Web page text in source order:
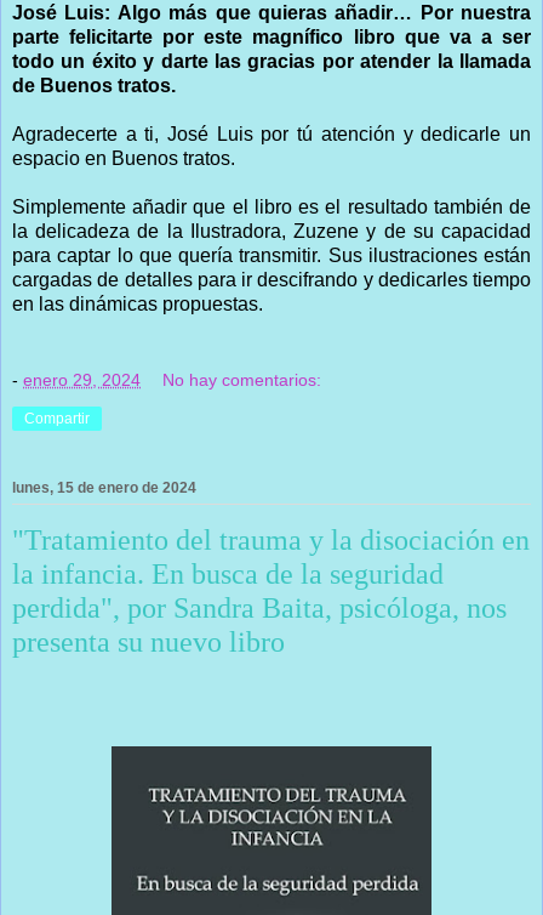
José Luis: Algo más que quieras añadir… Por nuestra
parte felicitarte por este magnífico libro que va a ser
todo un éxito y darte las gracias por atender la llamada
de Buenos tratos.
Agradecerte a ti, José Luis por tú atención y dedicarle un
espacio en Buenos tratos.
Simplemente añadir que el libro es el resultado también de
la delicadeza de la Ilustradora, Zuzene y de su capacidad
para captar lo que quería transmitir. Sus ilustraciones están
cargadas de detalles para ir descifrando y dedicarles tiempo
en las dinámicas propuestas.
- enero 29, 2024 No hay comentarios:
Compartir
lunes, 15 de enero de 2024
"Tratamiento del trauma y la disociación en
la infancia. En busca de la seguridad
perdida", por Sandra Baita, psicóloga, nos
presenta su nuevo libro